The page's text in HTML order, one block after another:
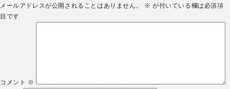
メールアドレスが公開されることはありません。
※ が付いている欄は必須項
目です
コメント ※